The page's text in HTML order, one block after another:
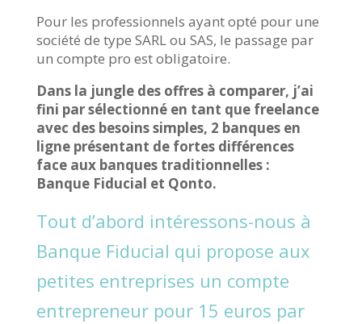
Pour les professionnels ayant opté pour une
société de type SARL ou SAS, le passage par
un compte pro est obligatoire.
Dans la jungle des offres à comparer, j’ai
fini par sélectionné en tant que freelance
avec des besoins simples, 2 banques en
ligne présentant de fortes différences
face aux banques traditionnelles :
Banque Fiducial et Qonto.
Tout d’abord intéressons-nous à
Banque Fiducial qui propose aux
petites entreprises un compte
entrepreneur pour 15 euros par